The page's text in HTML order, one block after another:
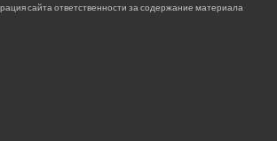
сайта ответственности за содержание материала